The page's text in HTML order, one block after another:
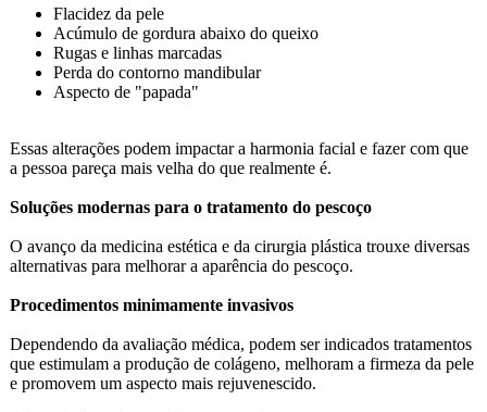
Flacidez da pele
Acúmulo de gordura abaixo do queixo
Rugas e linhas marcadas
Perda do contorno mandibular
Aspecto de "papada"
Essas alterações podem impactar a harmonia facial e fazer com que
a pessoa pareça mais velha do que realmente é.
Soluções modernas para o tratamento do pescoço
O avanço da medicina estética e da cirurgia plástica trouxe diversas
alternativas para melhorar a aparência do pescoço.
Procedimentos minimamente invasivos
Dependendo da avaliação médica, podem ser indicados tratamentos
que estimulam a produção de colágeno, melhoram a firmeza da pele
e promovem um aspecto mais rejuvenescido.